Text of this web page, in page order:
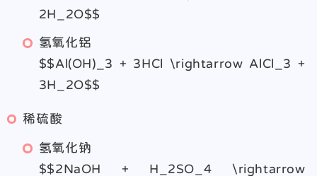
2H_2O$$
氢氧化铝
$$Al(OH)_3 + 3HCl \rightarrow AlCl_3 +
3H_2O$$
稀硫酸
氢氧化钠
$$2NaOH + H_2SO_4 \rightarrow